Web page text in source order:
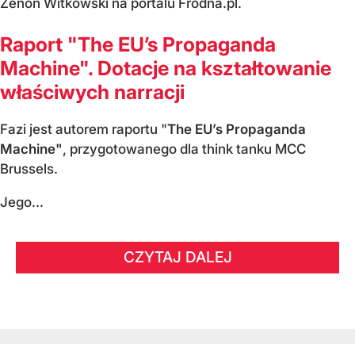
Raport "The EU’s Propaganda
Machine". Dotacje na kształtowanie
właściwych narracji
Fazi jest autorem raportu "The EU’s Propaganda
Machine", przygotowanego dla think tanku MCC
Brussels.
Jego...
CZYTAJ DALEJ